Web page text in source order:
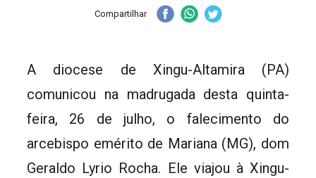
Compartilhar
A diocese de Xingu-Altamira (PA)
comunicou na madrugada desta quinta-
feira, 26 de julho, o falecimento do
arcebispo emérito de Mariana (MG), dom
Geraldo Lyrio Rocha. Ele viajou à Xingu-